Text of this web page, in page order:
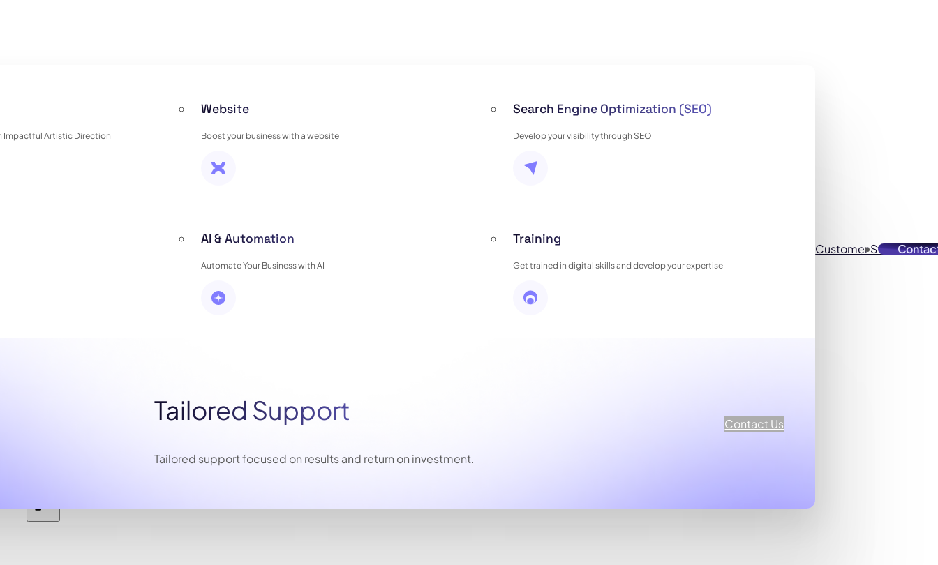
Impactful Artistic Direction
Website
Boost your business with a website
Search Engine Optimization (SEO)
Develop your visibility through SEO
AI & Automation
Automate Your Business with AI
Training
Get trained in digital skills and develop your expertise
Tailored Support
Tailored support focused on results and return on investment.
Contact Us
Customer Stories